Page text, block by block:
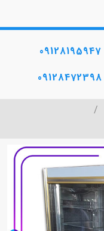
09128195947
09128472398